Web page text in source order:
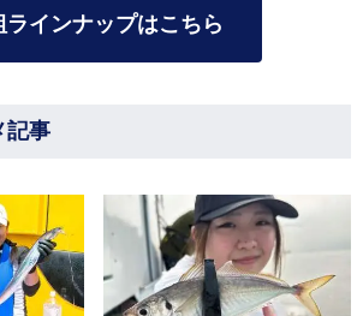
ラインナップはこちら
記事